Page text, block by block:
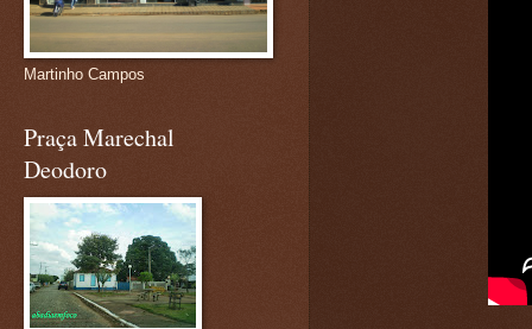
Martinho Campos
Praça Marechal
Deodoro